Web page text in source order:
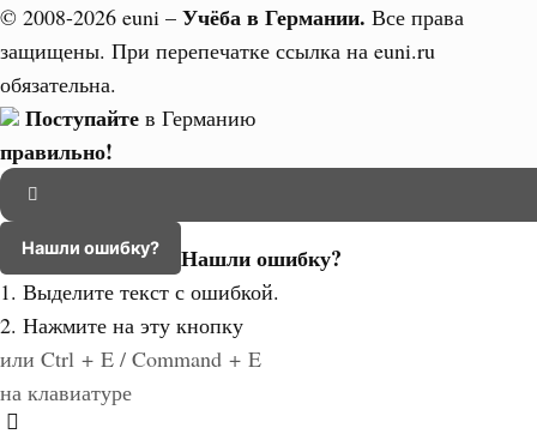
© 2008-2026 euni – Учёба в Германии. Все права
защищены. При перепечатке ссылка на euni.ru
обязательна.
Поступайте в Германию
правильно!
Нашли ошибку? Нашли ошибку?
1. Выделите текст с ошибкой.
2. Нажмите на эту кнопку
или Ctrl + E / Command + E
на клавиатуре